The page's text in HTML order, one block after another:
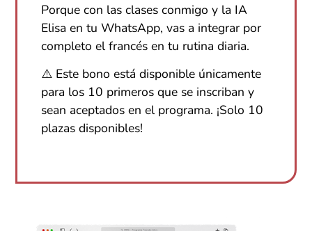
Porque con las clases conmigo y la IA
Elisa en tu WhatsApp, vas a integrar por
completo el francés en tu rutina diaria.
⚠️ Este bono está disponible únicamente
para los 10 primeros que se inscriban y
sean aceptados en el programa. ¡Solo 10
plazas disponibles!